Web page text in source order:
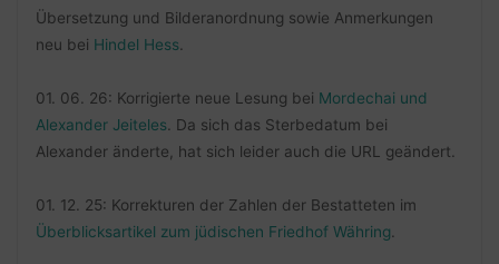
Übersetzung und Bilderanordnung sowie Anmerkungen
neu bei Hindel Hess
01. 06. 26: Korrigierte neue Lesung bei Mordechai und
Alexander Jeiteles . Da sich das Sterbedatum bei
Alexander änderte, hat sich leider auch die URL geändert.
01. 12. 25: Korrekturen der Zahlen der Bestatteten im
Überblicksartikel zum jüdischen Friedhof Währing